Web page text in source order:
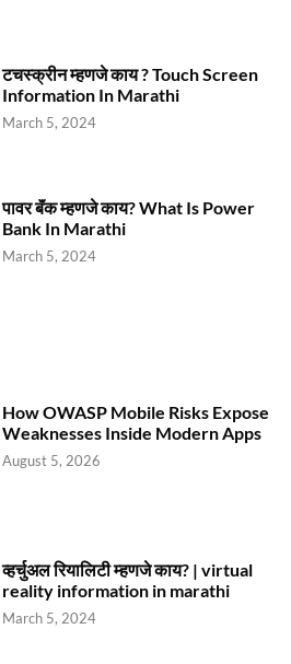
टचस्क्रीन म्हणजे काय ? Touch Screen
Information In Marathi
March 5, 2024
पावर बॅंक म्हणजे काय? What Is Power
Bank In Marathi
March 5, 2024
How OWASP Mobile Risks Expose
Weaknesses Inside Modern Apps
August 5, 2026
व्हर्चुअल रियालिटी म्हणजे काय? | virtual
reality information in marathi
March 5, 2024